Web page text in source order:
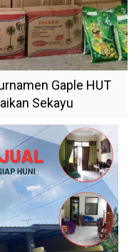
Gaple HUT
Sekayu